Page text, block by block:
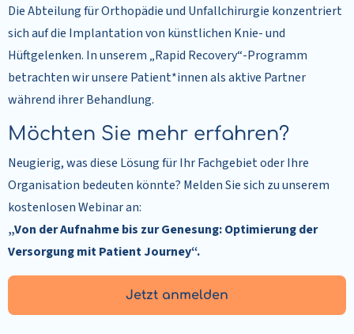
Die Abteilung für Orthopädie und Unfallchirurgie konzentriert
sich auf die Implantation von künstlichen Knie- und
Hüftgelenken. In unserem „Rapid Recovery“-Programm
betrachten wir unsere Patient*innen als aktive Partner
während ihrer Behandlung.
Möchten Sie mehr erfahren?
Neugierig, was diese Lösung für Ihr Fachgebiet oder Ihre
Organisation bedeuten könnte? Melden Sie sich zu unserem
kostenlosen Webinar an:
„Von der Aufnahme bis zur Genesung: Optimierung der
Versorgung mit Patient Journey“.
Jetzt anmelden